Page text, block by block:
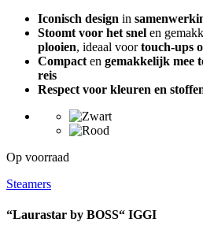
Iconisch design in
Stoomt voor het snel en
plooien, ideaal voortouch-ups
Compact en gemakkelijk mee
reis
Respect voor kleuren en
Op voorraad
Steamers
“Laurastar by BOSS“ IGGI